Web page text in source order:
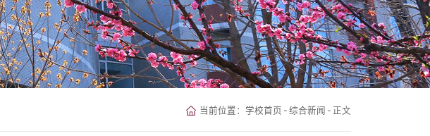
当前位置： 学校首页 - 综合新闻 - 正文